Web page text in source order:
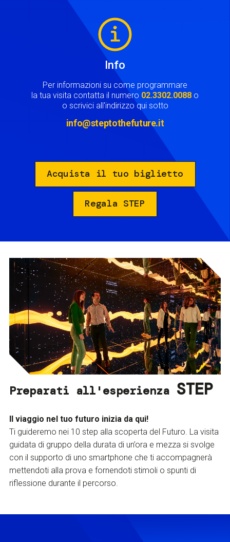
Info
Per informazioni su come programmare
la tua visita contatta il numero 02.3302.0088 o
o scrivici all'indirizzo qui sotto
info@steptothefuture.it
Acquista il tuo biglietto
Regala STEP
Preparati all'esperienza STEP
Il viaggio nel tuo futuro inizia da qui!
Ti guideremo nei 10 step alla scoperta del Futuro. La visita
guidata di gruppo della durata di un’ora e mezza si svolge
con il supporto di uno smartphone che ti accompagnerà
mettendoti alla prova e fornendoti stimoli o spunti di
riflessione durante il percorso.